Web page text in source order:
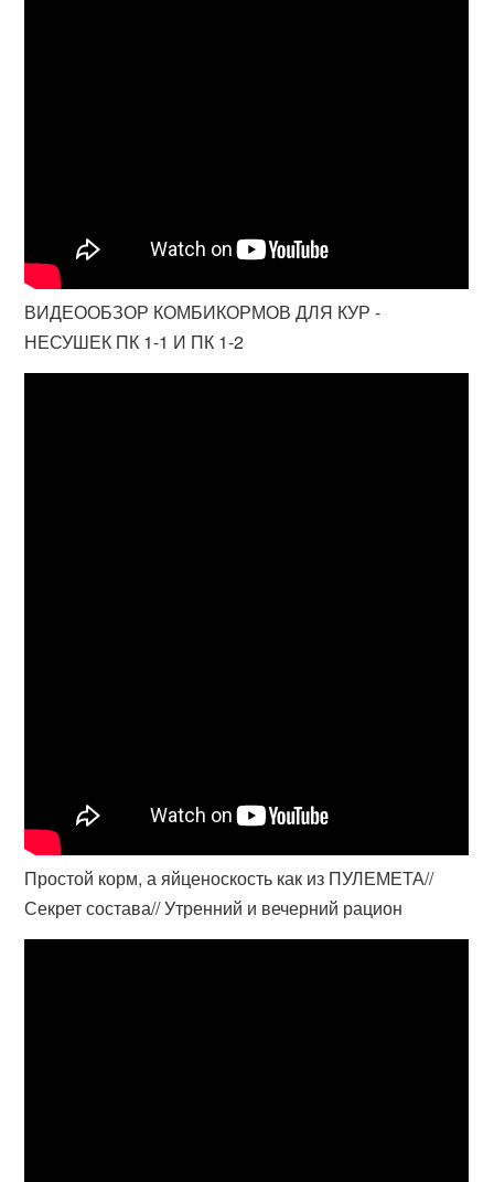
ВИДЕООБЗОР КОМБИКОРМОВ ДЛЯ КУР -
НЕСУШЕК ПК 1-1 И ПК 1-2
Простой корм, а яйценоскость как из ПУЛЕМЕТА//
Секрет состава// Утренний и вечерний рацион